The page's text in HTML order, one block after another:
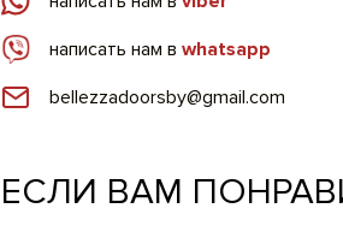
написать нам в whatsapp
bellezzadoorsby@gmail.com
ЕСЛИ ВАМ